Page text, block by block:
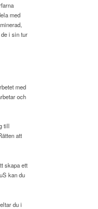
med
i sin tur
med
och
till
att
skapa ett
kan du
du i